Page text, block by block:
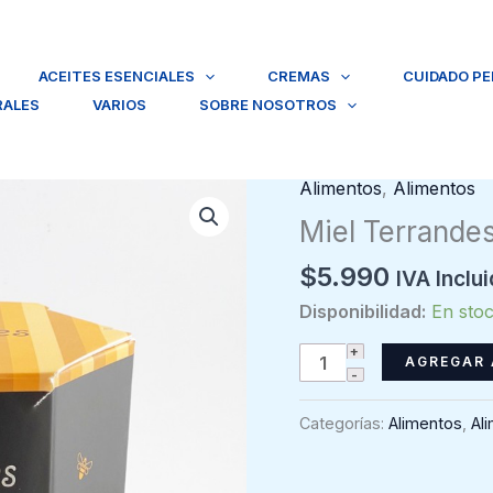
ACEITES ESENCIALES CREMAS
CUIDADO
VARIOS SOBRE NOSOTROS
Alimentos, Alimentos
Miel
$5.990 IVA
Disponibilidad: En
Miel
Terrandes
Sachet
Categorías: Alimentos